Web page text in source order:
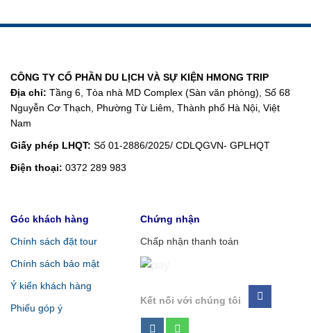
CÔNG TY CỔ PHẦN DU LỊCH VÀ SỰ KIỆN HMONG TRIP
Địa chỉ: Tầng 6, Tòa nhà MD Complex (Sàn văn phòng), Số 68
Nguyễn Cơ Thạch, Phường Từ Liêm, Thành phố Hà Nội, Việt
Nam
Giấy phép LHQT: Số 01-2886/2025/ CDLQGVN- GPLHQT
Điện thoại: 0372 289 983
Góc khách hàng
Chính sách đặt tour
Chính sách bảo mật
Ý kiến khách hàng
Phiếu góp ý
Chứng nhận
Chấp nhận thanh toán
Kết nối với chúng tôi